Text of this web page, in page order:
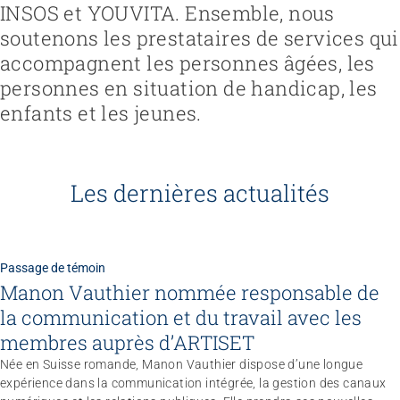
INSOS et YOUVITA. Ensemble, nous
soutenons les prestataires de services qui
accompagnent les personnes âgées, les
personnes en situation de handicap, les
enfants et les jeunes.
Les dernières actualités
Passage de témoin
Manon Vauthier nommée responsable de
la communication et du travail avec les
membres auprès d’ARTISET
Née en Suisse romande, Manon Vauthier dispose d’une longue
expérience dans la communication intégrée, la gestion des canaux